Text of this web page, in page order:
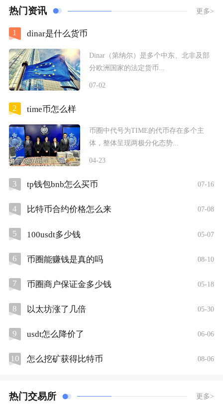
热门资讯 更多>
1 dinar是什么货币
Dinar（第纳尔）是多个中东、北非及部
分欧洲国家的法定货币...
07-02
2 time币怎么样
币圈中代号为TIME的代币存在多个主
体，整体呈现两极分化态势...
04-23
3 tp钱包bnb怎么买币 07-16
4 比特币合约价格怎么来 07-08
5 100usdt多少钱 05-07
6 币圈能赚钱是真的吗 08-10
7 币圈商户保证金多少钱 05-18
8 以太坊涨了几倍 05-30
9 usdt怎么降价了 06-06
10 怎么挖矿获得比特币 08-06
热门交易所 更多>